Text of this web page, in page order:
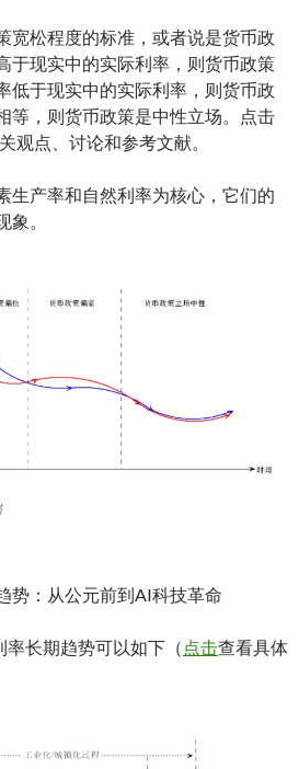
宽松程度的标准，或者说是货币政
于现实中的实际利率，则货币政策
低于现实中的实际利率，则货币政
等，则货币政策是中性立场。点击
观点、讨论和参考文献。
生产率和自然利率为核心，它们的
。
势：从公元前到AI科技革命
率长期趋势可以如下（ 点击查看具体